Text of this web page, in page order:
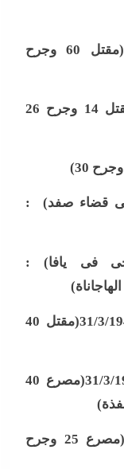
مجزرة سعسع : 14/2/1948(مقتل 60 وجرح
مجزرة القدس : 20/2/1948(مقتل 14 وجرح 26
)
فى قضاء صفد) :
فى يافا) :
)
مجزرة قطار حيفا – يافا : 31/3/1948(مقتل 40
مجزرة قطار حيفا – يافا : 31/3/1948(مصرع 40
)
مجزرة الرملة : مارس 1948(مصرع 25 وجرح